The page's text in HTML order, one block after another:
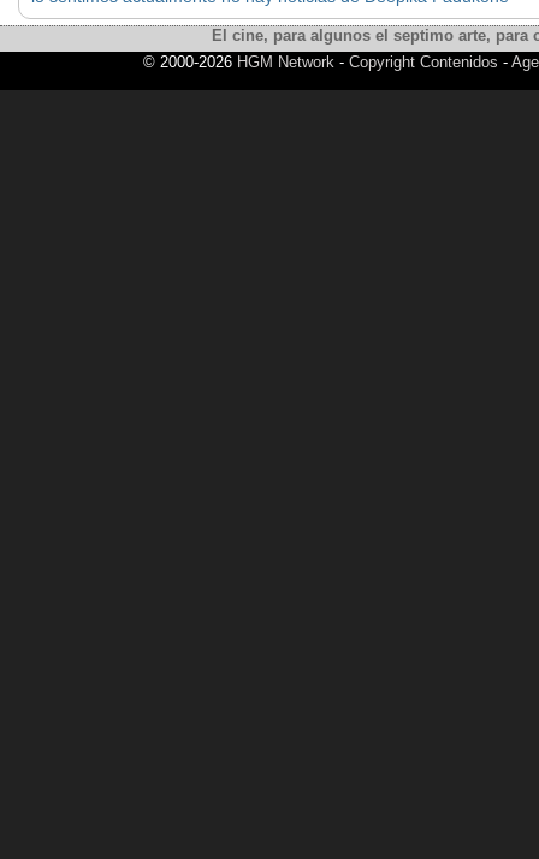
El cine, para algunos el septimo arte,
© 2000-2026 HGM Network- Copyright Contenidos -